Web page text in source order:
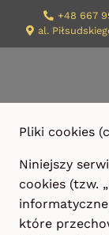
+48 667
al.
Pliki cookies
Niniejszy
cookies (tzw.
które